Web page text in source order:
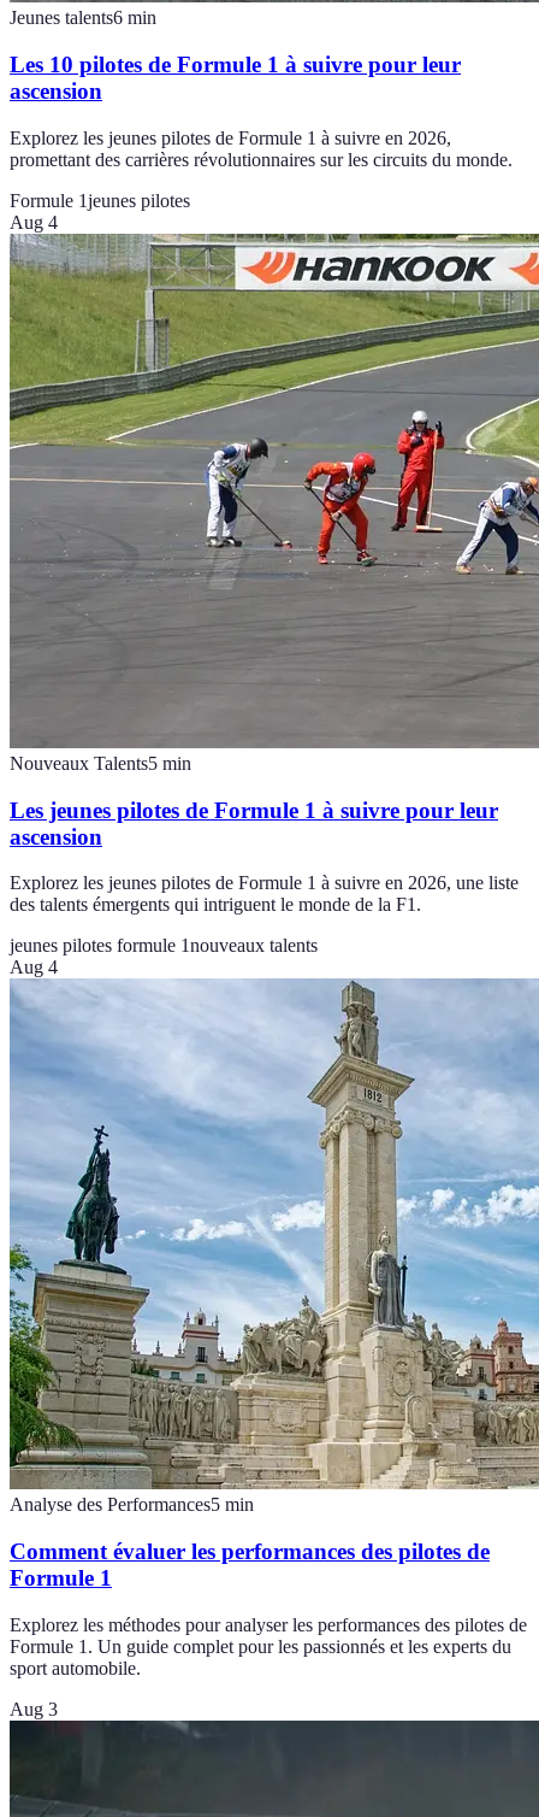
Jeunes talents6 min
Les 10 pilotes de Formule 1 à suivre pour leur
ascension
Explorez les jeunes pilotes de Formule 1 à suivre en 2026,
promettant des carrières révolutionnaires sur les circuits du monde.
Formule 1jeunes pilotes
Aug 4
Nouveaux Talents5 min
Les jeunes pilotes de Formule 1 à suivre pour leur
ascension
Explorez les jeunes pilotes de Formule 1 à suivre en 2026, une liste
des talents émergents qui intriguent le monde de la F1.
jeunes pilotes formule 1nouveaux talents
Aug 4
Analyse des Performances5 min
Comment évaluer les performances des pilotes de
Formule 1
Explorez les méthodes pour analyser les performances des pilotes de
Formule 1. Un guide complet pour les passionnés et les experts du
sport automobile.
Aug 3